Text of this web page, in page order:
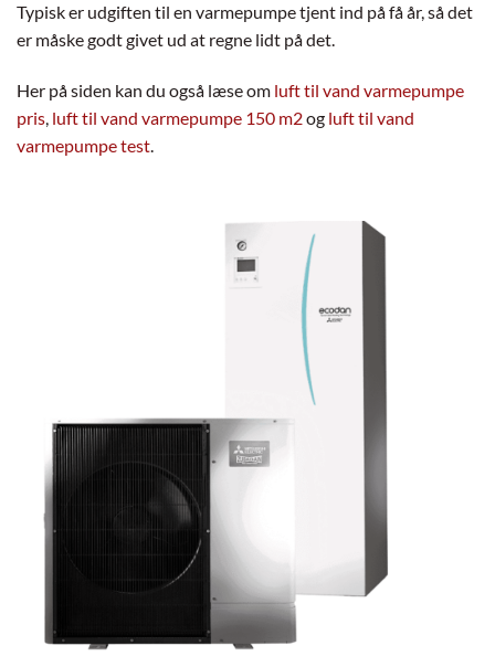
Typisk er udgiften til en varmepumpe tjent ind på få år, så det
er måske godt givet ud at regne lidt på det.
Her på siden kan du også læse om luft til vand varmepumpe
pris, luft til vand varmepumpe 150 m2og luft til vand
varmepumpe test.